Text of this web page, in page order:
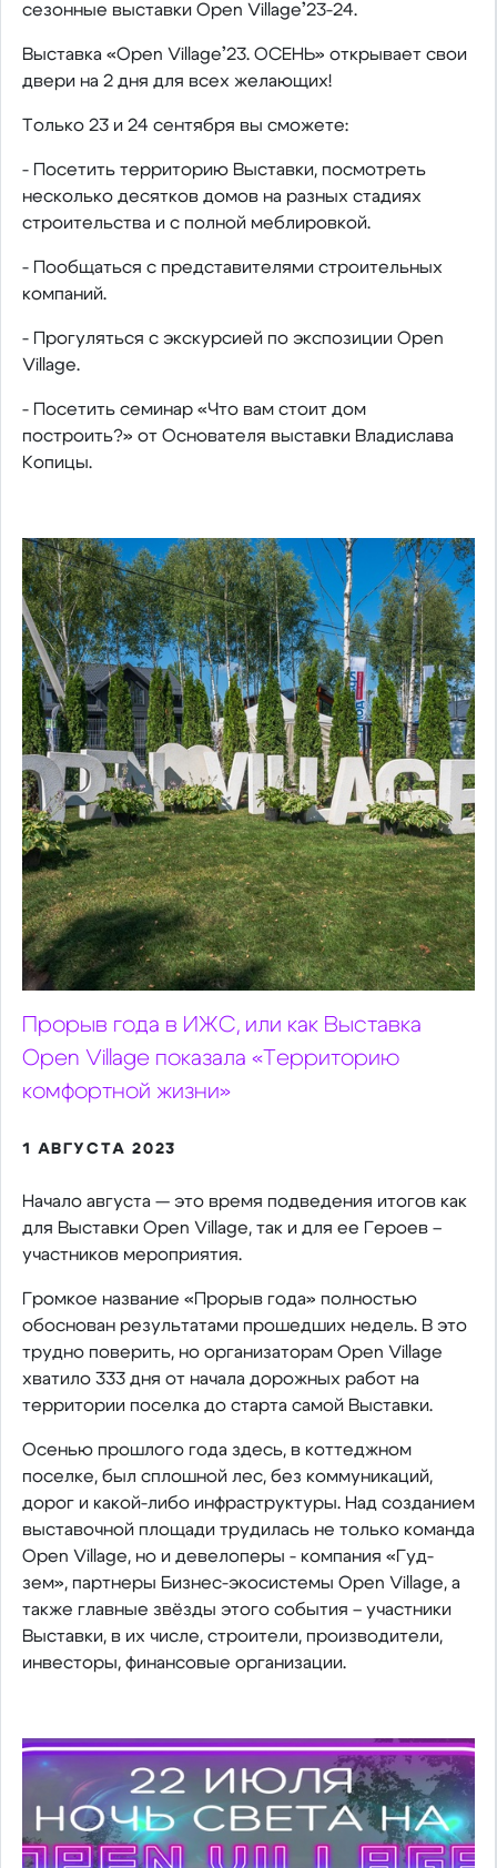
сезонные выставки Open Village’23-24.
Выставка «Open Village’23. ОСЕНЬ» открывает свои
двери на 2 дня для всех желающих!
Только 23 и 24 сентября вы сможете:
- Посетить территорию Выставки, посмотреть
несколько десятков домов на разных стадиях
строительства и с полной меблировкой.
- Пообщаться с представителями строительных
компаний.
- Прогуляться с экскурсией по экспозиции Open
Village.
- Посетить семинар «Что вам стоит дом
построить?» от Основателя выставки Владислава
Копицы.
Прорыв года в ИЖС, или как Выставка
Open Village показала «Территорию
комфортной жизни»
1 АВГУСТА 2023
Начало августа — это время подведения итогов как
для Выставки Open Village, так и для ее Героев –
участников мероприятия.
Громкое название «Прорыв года» полностью
обоснован результатами прошедших недель. В это
трудно поверить, но организаторам Open Village
хватило 333 дня от начала дорожных работ на
территории поселка до старта самой Выставки.
Осенью прошлого года здесь, в коттеджном
поселке, был сплошной лес, без коммуникаций,
дорог и какой-либо инфраструктуры. Над созданием
выставочной площади трудилась не только команда
Open Village, но и девелоперы - компания «Гуд-
зем», партнеры Бизнес-экосистемы Open Village, а
также главные звёзды этого события – участники
Выставки, в их числе, строители, производители,
инвесторы, финансовые организации.